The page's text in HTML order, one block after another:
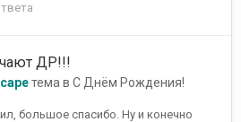
ДР!!!
тема в С Днём Рождения!
большое спасибо. Ну и конечно